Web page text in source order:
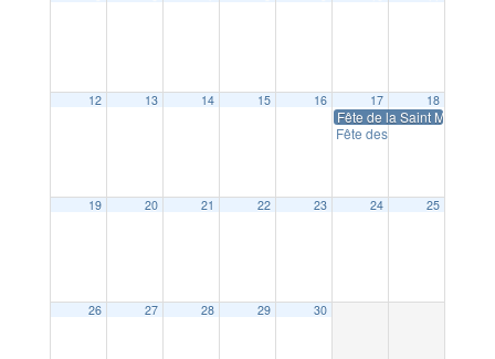
12 13 14 15 16 17
Fête de la Saint Maurice
Fête des familles
18
19 20 21 22 23 24 25
26 27 28 29 30